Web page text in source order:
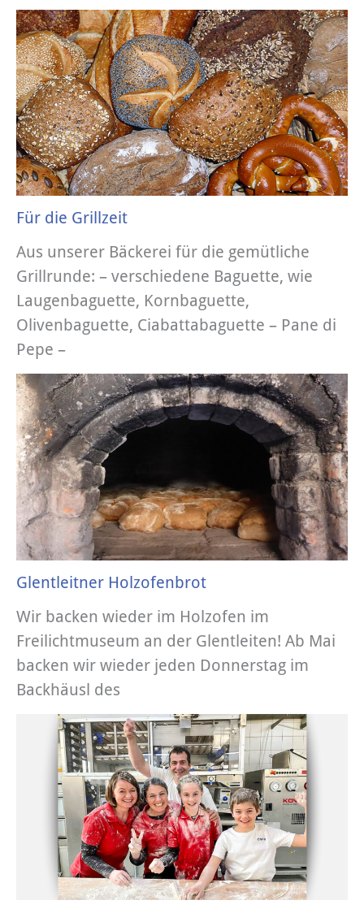
Für die Grillzeit
Aus unserer Bäckerei für die gemütliche
Grillrunde: – verschiedene Baguette, wie
Laugenbaguette, Kornbaguette,
Olivenbaguette, Ciabattabaguette – Pane di
Pepe –
Glentleitner Holzofenbrot
Wir backen wieder im Holzofen im
Freilichtmuseum an der Glentleiten! Ab Mai
backen wir wieder jeden Donnerstag im
Backhäusl des